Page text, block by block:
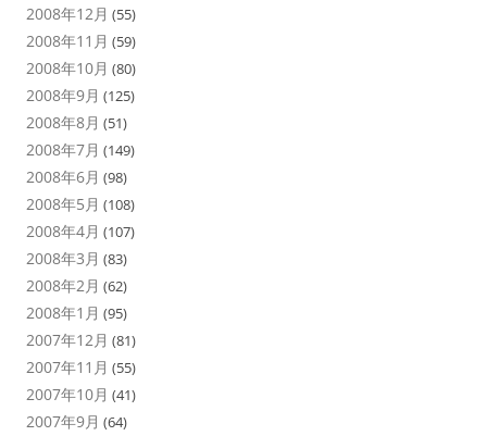
2008年12月 (55)
2008年11月 (59)
2008年10月 (80)
2008年9月 (125)
2008年8月 (51)
2008年7月 (149)
2008年6月 (98)
2008年5月 (108)
2008年4月 (107)
2008年3月 (83)
2008年2月 (62)
2008年1月 (95)
2007年12月 (81)
2007年11月 (55)
2007年10月 (41)
2007年9月 (64)